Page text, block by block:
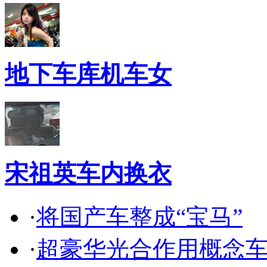
地下车库机车女
宋祖英车内换衣
·将国产车整成“宝马”
·超豪华光合作用概念